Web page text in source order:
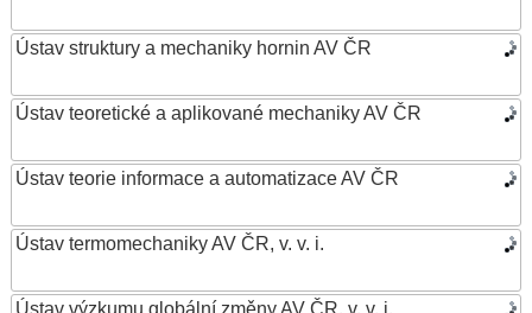
Ústav struktury a mechaniky hornin AV ČR
Ústav teoretické a aplikované mechaniky AV ČR
Ústav teorie informace a automatizace AV ČR
Ústav termomechaniky AV ČR, v. v. i.
Ústav výzkumu globální změny AV ČR, v. v. i.